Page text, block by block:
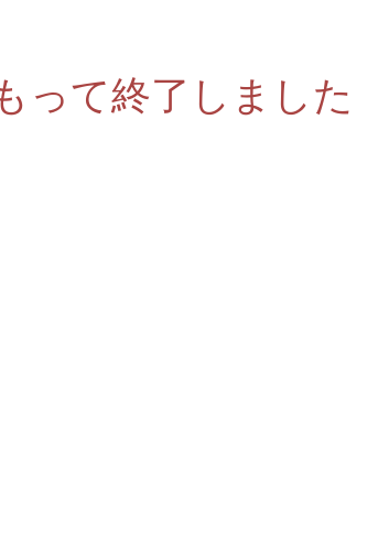
って終了しました